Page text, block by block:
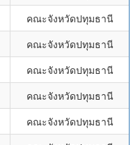
คณะจังหวัดปทุมธานี
คณะจังหวัดปทุมธานี
คณะจังหวัดปทุมธานี
คณะจังหวัดปทุมธานี
คณะจังหวัดปทุมธานี